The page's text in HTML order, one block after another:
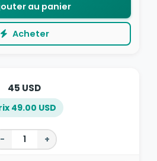
au panier
Acheter
45 USD
49.00 USD
− +